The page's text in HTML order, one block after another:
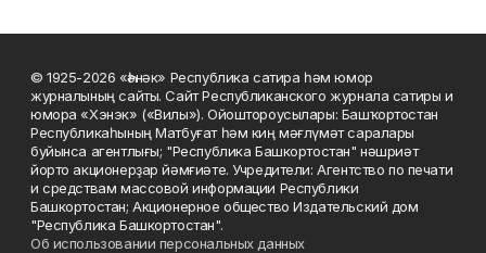
© 1925-2026 «Һәнәк» Республика сатира һәм юмор
журналының сайты. Сайт Республиканского журнала сатиры и
юмора «Хэнэк» («Вилы»). Ойоштороусылары: Башҡортостан
Республикаһының Матбуғат һәм киң мәғлүмәт саралары
буйынса агентлығы; "Республика Башкортостан" нәшриәт
йорто акционерҙар йәмғиәте. Учредители: Агентство по печати
и средствам массовой информации Республики
Башкортостан; Акционерное общество Издательский дом
"Республика Башкортостан".
Об использовании персональных данных